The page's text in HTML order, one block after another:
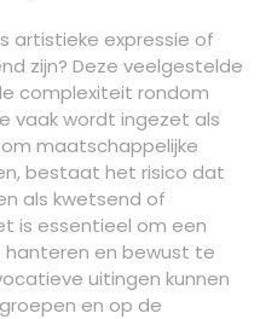
artistieke expressie of
zijn? Deze veelgestelde
complexiteit rondom
vaak wordt ingezet als
maatschappelijke
bestaat het risico dat
als kwetsend of
is essentieel om een
en bewust te
uitingen kunnen
en op de